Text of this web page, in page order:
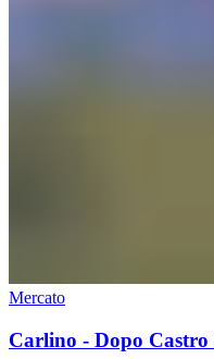
Mercato
Carlino - Dopo Castro